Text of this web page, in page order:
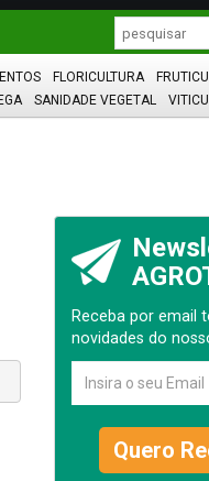
FLORICULTURA
SANIDADE VEGETAL
Receba por email
novidades do
Quero